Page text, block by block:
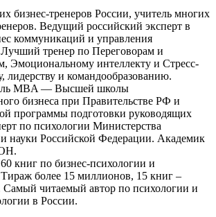
бизнес-тренеров России, учитель многих
Ведущий российский эксперт в
коммуникаций и управления
тренер по Переговорам и
Эмоциональному интеллекту и Стресс-
лидерству и командообразованию.
MBA — Высшей школы
бизнеса при Правительстве РФ и
программы подготовки руководящих
по психологии Министерства
и науки Российской Федерации. Академик
книг по бизнес-психологии и
более 15 миллионов, 15 книг –
Самый читаемый автор по психологии и
в России.